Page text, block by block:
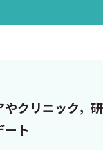
クリニック，研
ート